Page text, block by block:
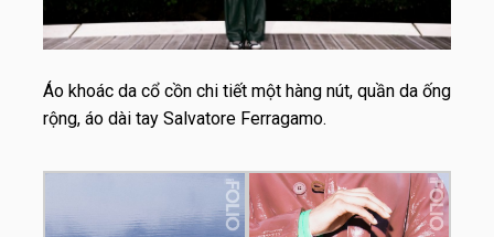
Áo khoác da cổ cồn chi tiết một hàng nút, quần da ống
rộng, áo dài tay Salvatore Ferragamo.